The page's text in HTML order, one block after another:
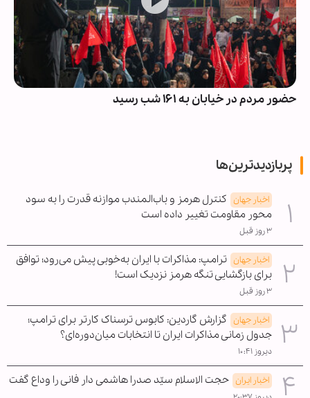
حضور مردم در خیابان به ۱۶۱ شب رسید
پربازدیدترین‌ها
اخبار جهان کنترل هرمز و باب‌المندب موازنه قدرت را به سود
محور مقاومت تغییر داده است
۳ روز قبل
اخبار جهان ترامپ: مذاکرات با ایران به‌خوبی پیش می‌رود؛ توافق
برای بازگشایی تنگه هرمز نزدیک است!
۳ روز قبل
اخبار جهان گزارش گاردین: کابوس ترسناک کارتر برای ترامپ؛
جدول زمانی مذاکرات ایران تا انتخابات میان‌دوره‌ای؟
دیروز ۱۰:۴۱
اخبار ایران حجت الاسلام سیّد صدرا هاشمی دار فانی را وداع گفت